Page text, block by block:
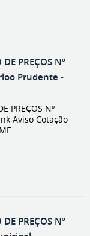
PREÇOS Nº
Prudente -
PREÇOS Nº
Aviso Cotação
PREÇOS Nº